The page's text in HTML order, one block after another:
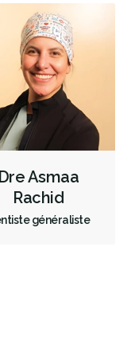
Parodontie
Sédation
Moins
Dre Asmaa
Rachid
généraliste